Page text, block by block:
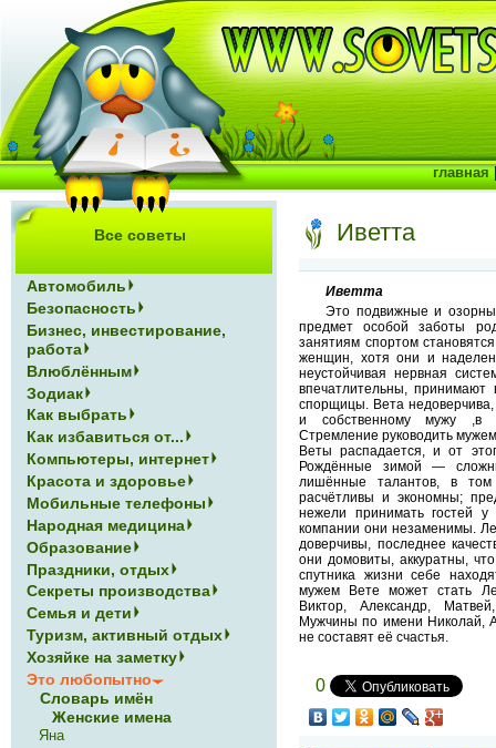
Иветта
Иветта
Это подвижные и
предмет особой заботы
занятиям спортом
женщин, хотя они и
неустойчивая нервная
впечатлительны,
спорщицы. Вета
и собственному мужу ,в
Стремление руководить
Веты распадается, и от
Рождённые зимой —
лишённые талантов, в
расчётливы и экономны;
нежели принимать гостей
компании они незаменимы.
доверчивы, последнее
они домовиты, аккуратны,
спутника жизни себе
мужем Вете может стать
Виктор, Александр,
Мужчины по имени Николай,
не составят её счастья.
0
Все советы
Автомобиль
Безопасность
Бизнес, инвестирование,
работа
Влюблённым
Зодиак
Как выбрать
Как избавиться от...
Компьютеры, интернет
Красота и здоровье
Мобильные телефоны
Народная медицина
Образование
Праздники, отдых
Секреты производства
Семья и дети
Туризм, активный отдых
Хозяйке на заметку
Это любопытно
Словарь имён
Женские имена
Яна
главная